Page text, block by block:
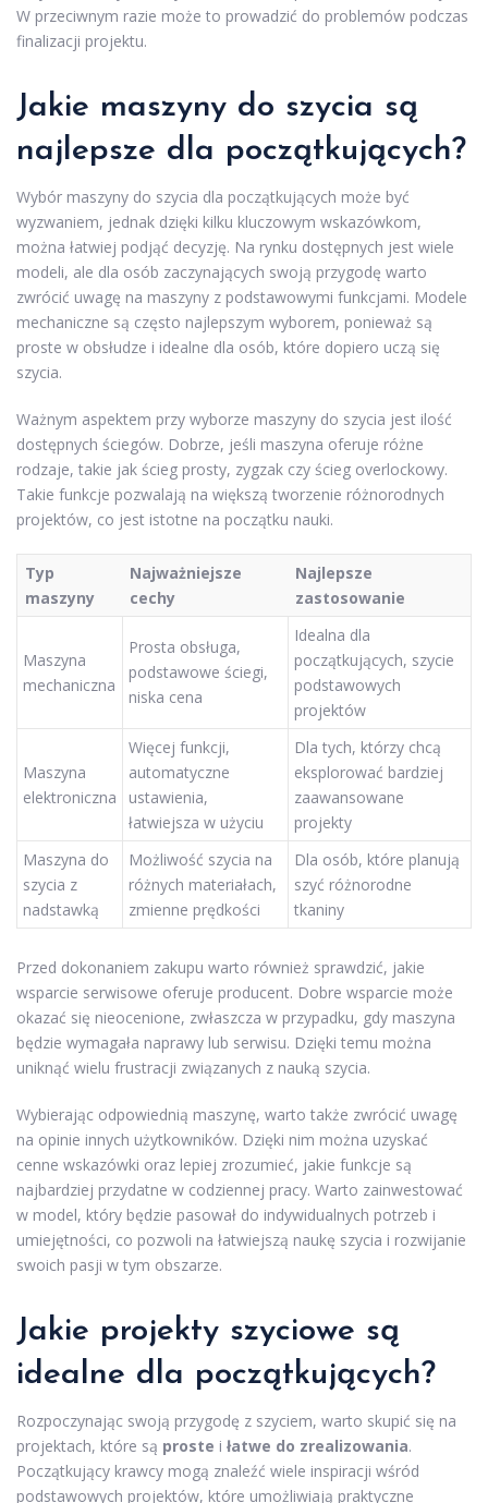
W przeciwnym razie może to prowadzić do problemów podczas
finalizacji projektu.
Jakie maszyny do szycia są
najlepsze dla początkujących?
Wybór maszyny do szycia dla początkujących może być
wyzwaniem, jednak dzięki kilku kluczowym wskazówkom,
można łatwiej podjąć decyzję. Na rynku dostępnych jest wiele
modeli, ale dla osób zaczynających swoją przygodę warto
zwrócić uwagę na maszyny z podstawowymi funkcjami. Modele
mechaniczne są często najlepszym wyborem, ponieważ są
proste w obsłudze i idealne dla osób, które dopiero uczą się
szycia.
Ważnym aspektem przy wyborze maszyny do szycia jest ilość
dostępnych ściegów. Dobrze, jeśli maszyna oferuje różne
rodzaje, takie jak ścieg prosty, zygzak czy ścieg overlockowy.
Takie funkcje pozwalają na większą tworzenie różnorodnych
projektów, co jest istotne na początku nauki.
Typ
maszyny
Najważniejsze
cechy
Najlepsze
zastosowanie
Maszyna
mechaniczna
Prosta obsługa,
podstawowe ściegi,
niska cena
Idealna dla
początkujących, szycie
podstawowych
projektów
Maszyna
elektroniczna
Więcej funkcji,
automatyczne
ustawienia,
łatwiejsza w użyciu
Dla tych, którzy chcą
eksplorować bardziej
zaawansowane
projekty
Maszyna do
szycia z
nadstawką
Możliwość szycia na
różnych materiałach,
zmienne prędkości
Dla osób, które planują
szyć różnorodne
tkaniny
Przed dokonaniem zakupu warto również sprawdzić, jakie
wsparcie serwisowe oferuje producent. Dobre wsparcie może
okazać się nieocenione, zwłaszcza w przypadku, gdy maszyna
będzie wymagała naprawy lub serwisu. Dzięki temu można
uniknąć wielu frustracji związanych z nauką szycia.
Wybierając odpowiednią maszynę, warto także zwrócić uwagę
na opinie innych użytkowników. Dzięki nim można uzyskać
cenne wskazówki oraz lepiej zrozumieć, jakie funkcje są
najbardziej przydatne w codziennej pracy. Warto zainwestować
w model, który będzie pasował do indywidualnych potrzeb i
umiejętności, co pozwoli na łatwiejszą naukę szycia i rozwijanie
swoich pasji w tym obszarze.
Jakie projekty szyciowe są
idealne dla początkujących?
Rozpoczynając swoją przygodę z szyciem, warto skupić się na
projektach, które są proste i łatwe do zrealizowania.
Początkujący krawcy mogą znaleźć wiele inspiracji wśród
podstawowych projektów, które umożliwiają praktyczne